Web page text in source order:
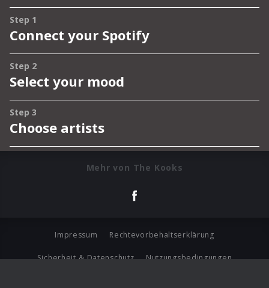
Mehr von The Kooks
Impressum Rechtevorbehaltserklärung
Sicherheit & Datenschutz Nutzungsbedingungen